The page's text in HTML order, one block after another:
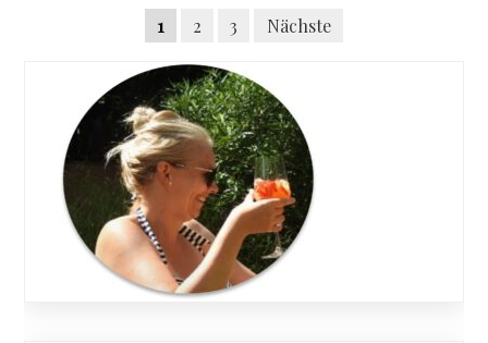
navigation
Seitennummerierung
Beiträge
1 2 3 Nächste